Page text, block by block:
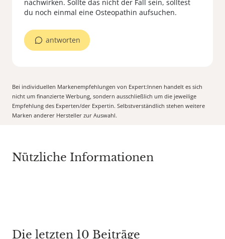
nachwirken. Sollte das nicht der Fall sein, solltest
antworten
Bei individuellen Markenempfehlungen von Expert:Innen handelt es sich
nicht um finanzierte Werbung, sondern ausschließlich um die jeweilige
Empfehlung des Experten/der Expertin. Selbstverständlich stehen weitere
Marken anderer Hersteller zur Auswahl.
Nützliche Informationen
Die letzten 10 Beiträge